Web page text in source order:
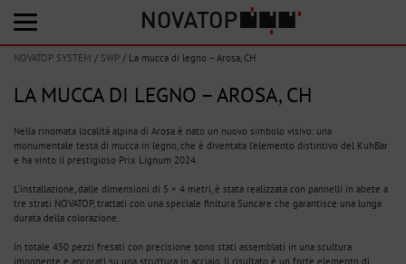
NOVATOP SYSTEM / SWP / La mucca di legno – Arosa, CH
LA MUCCA DI LEGNO – AROSA, CH
Nella rinomata località alpina di Arosa è nato un nuovo simbolo visivo: una
monumentale testa di mucca in legno, che è diventata l’elemento distintivo del KuhBar
e ha vinto il prestigioso Prix Lignum 2024.
L’installazione, dalle dimensioni di 5 × 4 metri, è stata realizzata con pannelli in abete a
tre strati NOVATOP, trattati con una speciale finitura Suncare che garantisce una lunga
durata della colorazione.
In totale 450 pezzi fresati con precisione sono stati assemblati in una scultura
imponente e ancorati su una struttura in acciaio. Il risultato è un forte elemento di